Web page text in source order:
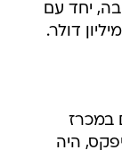
יחד עם
במכרז
היה